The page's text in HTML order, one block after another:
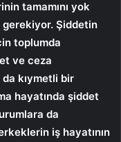
tamamını yok
gerekiyor. Şiddetin
toplumda
ve ceza
kıymetli bir
hayatında şiddet
da
iş hayatının